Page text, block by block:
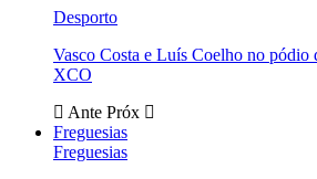
Desporto
Vasco Costa e Luís Coelho no pódio
XCO
Ante Próx
Freguesias
Freguesias